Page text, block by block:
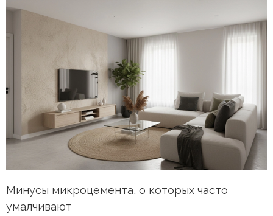
Минусы микроцемента, о которых часто
умалчивают